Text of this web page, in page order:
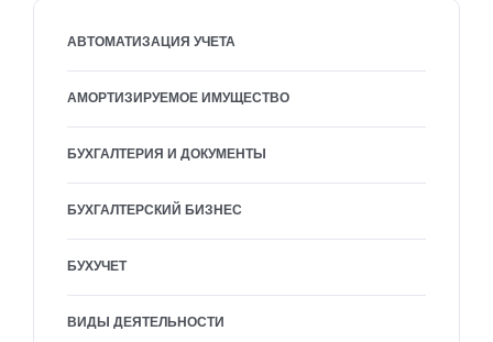
АВТОМАТИЗАЦИЯ УЧЕТА
АМОРТИЗИРУЕМОЕ ИМУЩЕСТВО
БУХГАЛТЕРИЯ И ДОКУМЕНТЫ
БУХГАЛТЕРСКИЙ БИЗНЕС
БУХУЧЕТ
ВИДЫ ДЕЯТЕЛЬНОСТИ